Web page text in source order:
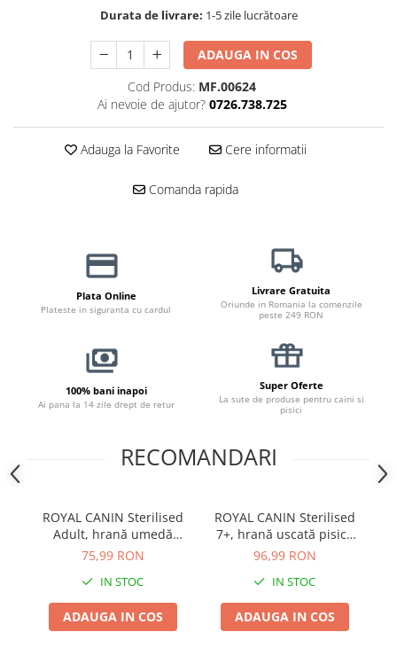
Zgărzi & HamuriDurata de livrare: 1-5 zile lucrătoare
ADAUGA IN COS
Cod Produs: MF.00624
Ai nevoie de ajutor? 0726.738.725
Adauga la Favorite Cere informatii
Comanda rapida
Plata Online
Plateste in siguranta cu cardul
Livrare Gratuita
Oriunde in Romania la comenzile
peste 249 RON
100% bani inapoi
Ai pana la 14 zile drept de retur
Super Oferte
La sute de produse pentru caini si
pisici
RECOMANDARI
ROYAL CANIN Sterilised
Adult, hrană umedă
pisică sterilizată (in sos),
75,99 RON
IN STOC
ADAUGA IN COS
ROYAL CANIN Sterilised
7+, hrană uscată pisică
sterilizată, 1,5kg
96,99 RON
IN STOC
ADAUGA IN COS